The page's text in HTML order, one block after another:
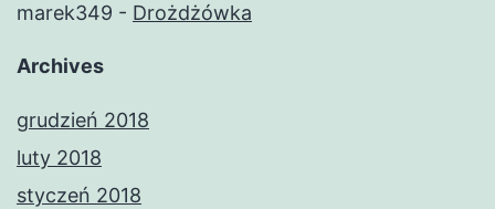
marek349 - Drożdżówka
Archives
grudzień 2018
luty 2018
styczeń 2018